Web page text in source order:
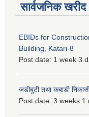
सार्वजनिक
EBIDs for
Building, Katari-8
Post date: 1 week 3
जडीबुटी तथा कबाडी
Post date: 3 weeks 1